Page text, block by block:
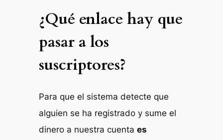
¿Qué enlace hay que
pasar a los
suscriptores?
Para que el sistema detecte que
alguien se ha registrado y sume el
dinero a nuestra cuentaes